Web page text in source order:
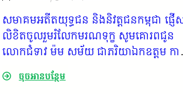
សមាគមអតីតយុទ្ធជន និងនិវត្តជនកម្ពុជា ផ្ញើ
លិខិតចូលរួមរំលែកមរណទុក្ខ សូមគោរពជូន
លោកជំទាវ ម៉ម សម័យ ជាភរិយាឯកឧត្តម ក
សំរួម ជាទីប្រឹក្សារាជរដ្ឋាភិបាលកម្ពុជា
ចុចអានបន្ថែម